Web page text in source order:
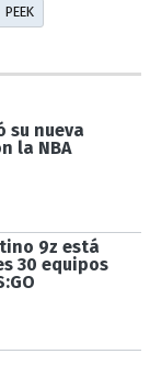
PEEK
su nueva
la NBA
9z está
30 equipos